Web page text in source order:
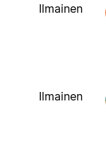
Ilmainen
Ilmainen